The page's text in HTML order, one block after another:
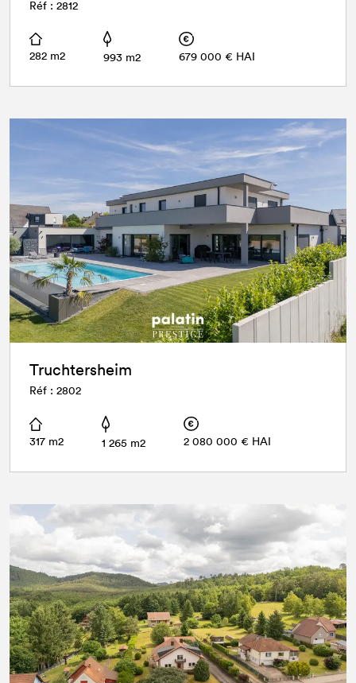
Réf : 2812
282 m2 993 m2 679 000 € HAI
Truchtersheim
Réf : 2802
317 m2 1 265 m2 2 080 000 € HAI